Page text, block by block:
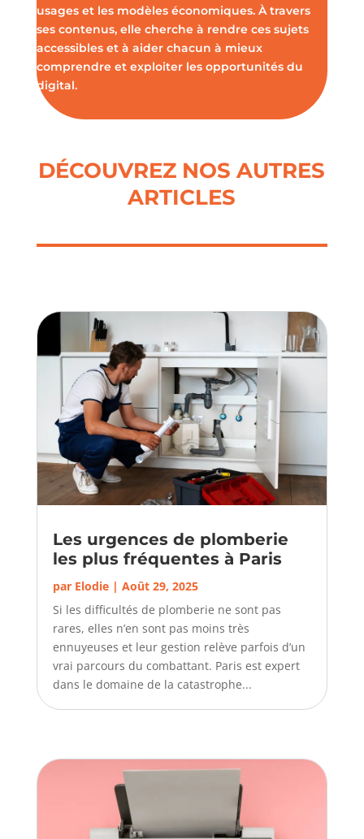
usages et les modèles économiques. À travers
ses contenus, elle cherche à rendre ces sujets
accessibles et à aider chacun à mieux
comprendre et exploiter les opportunités du
digital.
DÉCOUVREZ NOS AUTRES
ARTICLES
Les urgences de plomberie
les plus fréquentes à Paris
par Elodie| Août 29, 2025
Si les difficultés de plomberie ne sont pas
rares, elles n’en sont pas moins très
ennuyeuses et leur gestion relève parfois d’un
vrai parcours du combattant. Paris est expert
dans le domaine de la catastrophe...